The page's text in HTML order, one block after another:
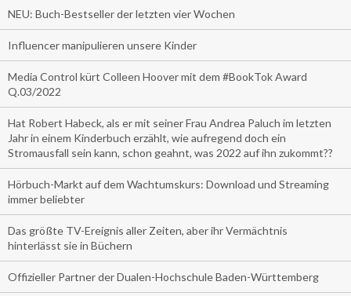
NEU: Buch-Bestseller der letzten vier Wochen
Influencer manipulieren unsere Kinder
Media Control kürt Colleen Hoover mit dem #BookTok Award
Q.03/2022
Hat Robert Habeck, als er mit seiner Frau Andrea Paluch im letzten
Jahr in einem Kinderbuch erzählt, wie aufregend doch ein
Stromausfall sein kann, schon geahnt, was 2022 auf ihn zukommt??
Hörbuch-Markt auf dem Wachtumskurs: Download und Streaming
immer beliebter
Das größte TV-Ereignis aller Zeiten, aber ihr Vermächtnis
hinterlässt sie in Büchern
Offizieller Partner der Dualen-Hochschule Baden-Württemberg